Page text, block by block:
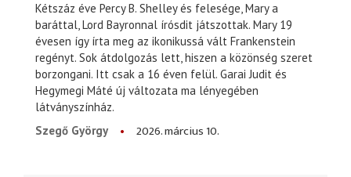
Kétszáz éve Percy B. Shelley és felesége, Mary a
baráttal, Lord Bayronnal írósdit játszottak. Mary 19
évesen így írta meg az ikonikussá vált Frankenstein
regényt. Sok átdolgozás lett, hiszen a közönség szeret
borzongani. Itt csak a 16 éven felül. Garai Judit és
Hegymegi Máté új változata ma lényegében
látványszínház.
Szegő György
2026. március 10.